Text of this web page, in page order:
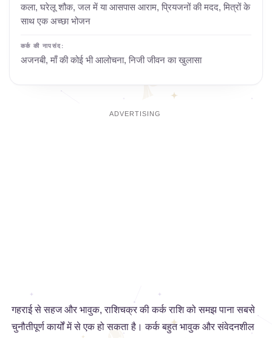
कला, घरेलू शौक, जल में या आसपास आराम, प्रियजनों की मदद, मित्रों के
साथ एक अच्छा भोजन
कर्क की नापसंद:
अजनबी, माँ की कोई भी आलोचना, निजी जीवन का खुलासा
गहराई से सहज और भावुक, राशिचक्र की कर्क राशि को समझ पाना सबसे
चुनौतीपूर्ण कार्यों में से एक हो सकता है। कर्क बहुत भावुक और संवेदनशील